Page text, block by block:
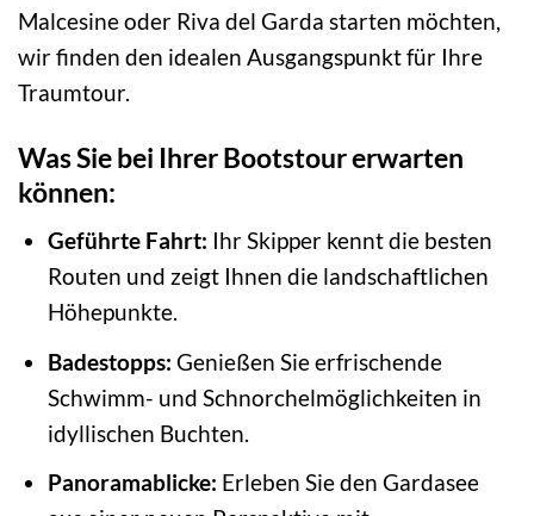
Malcesine oder Riva del Garda starten möchten,
wir finden den idealen Ausgangspunkt für Ihre
Traumtour.
Was Sie bei Ihrer Bootstour erwarten
können:
Geführte Fahrt: Ihr Skipper kennt die besten
Routen und zeigt Ihnen die landschaftlichen
Höhepunkte.
Badestopps: Genießen Sie erfrischende
Schwimm- und Schnorchelmöglichkeiten in
idyllischen Buchten.
Panoramablicke: Erleben Sie den Gardasee